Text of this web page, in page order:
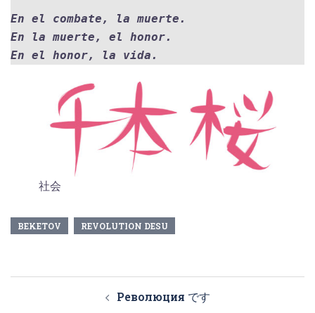
En el combate, la muerte.
En la muerte, el honor.
En el honor, la vida.
社会
BEKETOV REVOLUTION DESU
Революция です